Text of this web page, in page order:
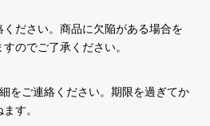
ださい。商品に欠陥がある場合を
のでご了承ください。
をご連絡ください。期限を過ぎてか
す。